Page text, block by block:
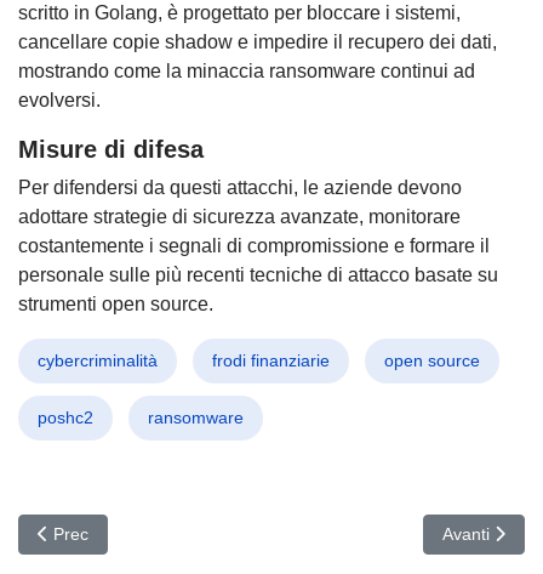
scritto in Golang, è progettato per bloccare i sistemi,
cancellare copie shadow e impedire il recupero dei dati,
mostrando come la minaccia ransomware continui ad
evolversi.
Misure di difesa
Per difendersi da questi attacchi, le aziende devono
adottare strategie di sicurezza avanzate, monitorare
costantemente i segnali di compromissione e formare il
personale sulle più recenti tecniche di attacco basate su
strumenti open source.
cybercriminalità frodi finanziarie open source
poshc2 ransomware
Articolo precedente: Mustang Panda attacca il Tibet: Nuova
Prec Articolo
Avanti